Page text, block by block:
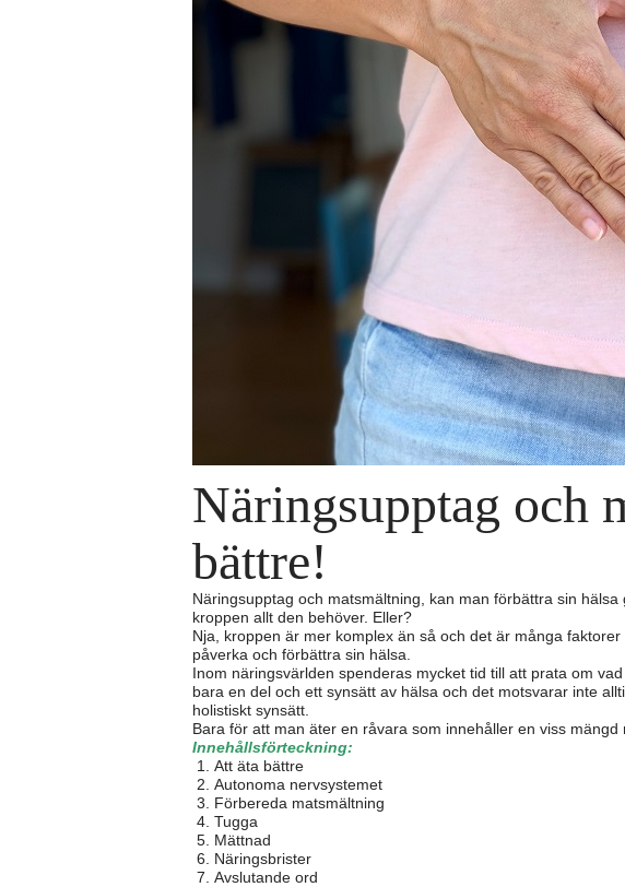
Näringsupptag och
bättre!
Näringsupptag och matsmältning, kan man förbättra sin
kroppen allt den behöver. Eller?
Nja, kroppen är mer komplex än så och det är många
påverka och förbättra sin hälsa.
Inom näringsvärlden spenderas mycket tid till att prata om
bara en del och ett synsätt av hälsa och det motsvarar inte
holistiskt synsätt.
Bara för att man äter en råvara som innehåller en viss
Innehållsförteckning:
Att äta bättre
Autonoma nervsystemet
Förbereda matsmältning
Tugga
Mättnad
Näringsbrister
Avslutande ord